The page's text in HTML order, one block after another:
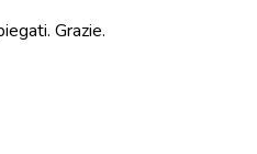
Grazie.